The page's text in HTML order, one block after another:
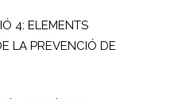
4: ELEMENTS
LA PREVENCIÓ DE